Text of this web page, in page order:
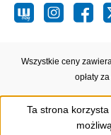
Wszystkie ceny
opłaty
Ta strona